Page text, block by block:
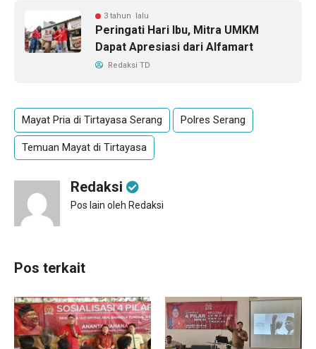
3 tahun lalu
Peringati Hari Ibu, Mitra UMKM
Dapat Apresiasi dari Alfamart
Redaksi TD
Mayat Pria di Tirtayasa Serang Polres Serang
Temuan Mayat di Tirtayasa
Redaksi
Pos lain oleh Redaksi
Pos terkait